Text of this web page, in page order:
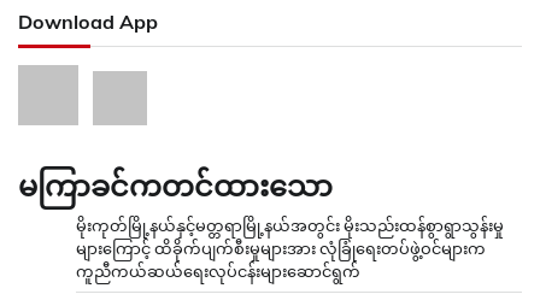
Download App
မကြာခင်ကတင်ထားသော
မိုးကုတ်မြို့နယ်နှင့်မတ္တရာမြို့နယ်အတွင်း မိုးသည်းထန်စွာရွာသွန်းမှု
များကြောင့် ထိခိုက်ပျက်စီးမှုများအား လုံခြုံရေးတပ်ဖွဲ့ဝင်များက
ကူညီကယ်ဆယ်ရေးလုပ်ငန်းများဆောင်ရွက်